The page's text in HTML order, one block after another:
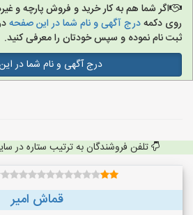
اگر شما هم به کار خرید و فروش پارچه و
روی دکمهدرج آگهی و نام شما در این صفحه
ثبت نام نموده و سپس خودتان را معرفی کنید.
درج آگهی و نام شما در
تلفن فروشندگان به ترتیب ستاره در
قماش امیر